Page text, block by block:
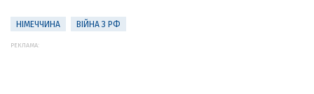
НІМЕЧЧИНА ВІЙНА З РФ
РЕКЛАМА: